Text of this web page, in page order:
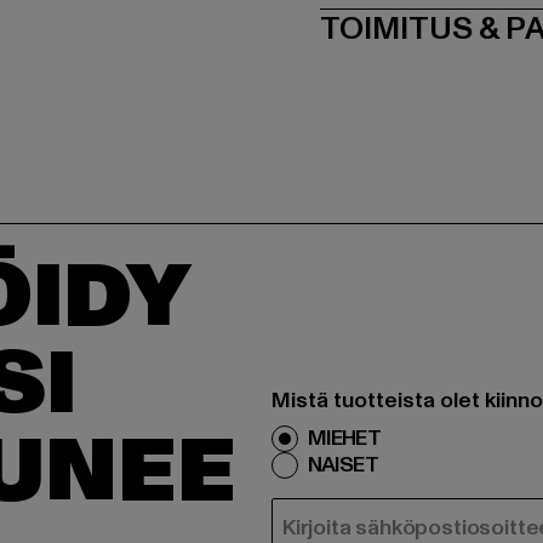
TOIMITUS &
Mistä tuotteista olet
MIEHET
NAISET
SÄHKÖPOSTI